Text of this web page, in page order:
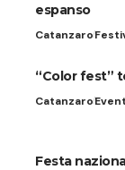
espanso
Catanzaro
“Color fest”
Catanzaro
Festa